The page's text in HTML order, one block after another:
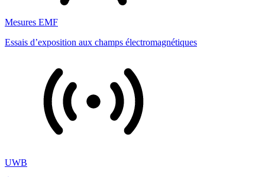
Mesures EMF
Essais d’exposition aux champs électromagnétiques
UWB